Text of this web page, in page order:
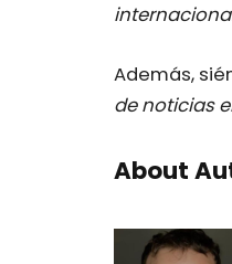
Además,
de noticias
About